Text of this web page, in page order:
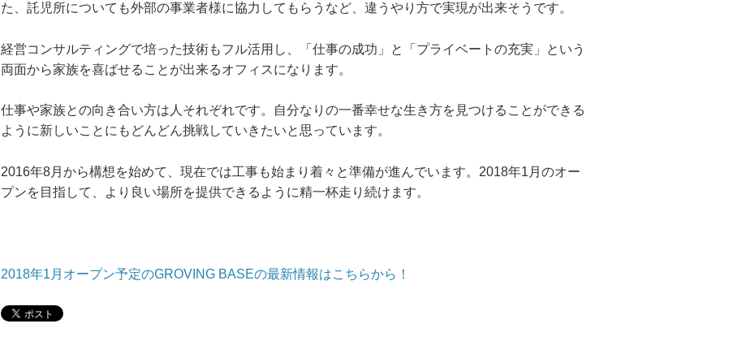
た、託児所についても外部の事業者様に協力してもらうなど、違うやり方で実現が出来そうです。
経営コンサルティングで培った技術もフル活用し、「仕事の成功」と「プライベートの充実」という
両面から家族を喜ばせることが出来るオフィスになります。
仕事や家族との向き合い方は人それぞれです。自分なりの一番幸せな生き方を見つけることができる
ように新しいことにもどんどん挑戦していきたいと思っています。
2016年8月から構想を始めて、現在では工事も始まり着々と準備が進んでいます。2018年1月のオー
プンを目指して、より良い場所を提供できるように精一杯走り続けます。
2018年1月オープン予定のGROVING BASEの最新情報はこちらから！